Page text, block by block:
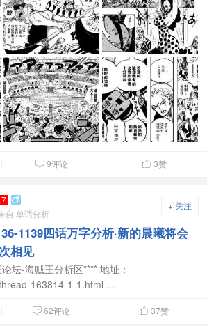
 9评论  3赞
+ 关注

自 单话分析
1139四话万字分析·新的晨曦将会
相见
坛-海贼王分析区**** 地址：
163814-1-1.html ...
 62评论  37赞